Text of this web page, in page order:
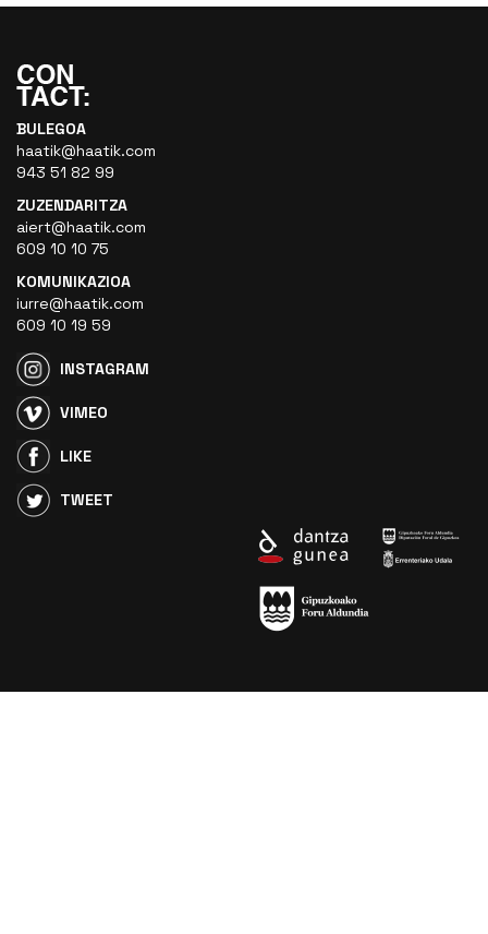
BULEGOA
haatik@haatik.com
943 51 82 99
ZUZENDARITZA
aiert@haatik.com
609 10 10 75
KOMUNIKAZIOA
iurre@haatik.com
609 10 19 59
INSTAGRAM
VIMEO
LIKE
TWEET